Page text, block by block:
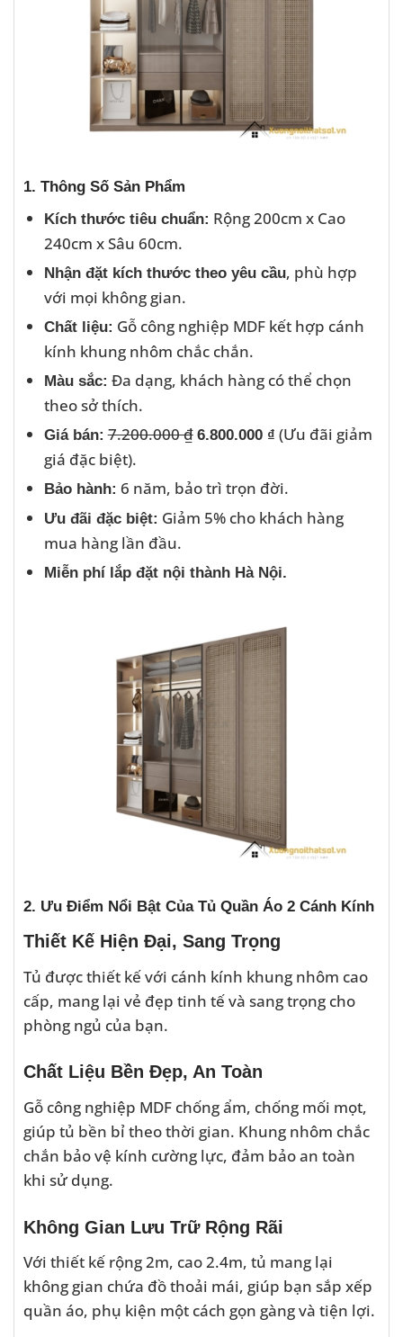
1. Thông Số Sản Phẩm
Kích thước tiêu chuẩn: Rộng 200cm x Cao
240cm x Sâu 60cm.
Nhận đặt kích thước theo yêu cầu, phù hợp
với mọi không gian.
Chất liệu: Gỗ công nghiệp MDF kết hợp cánh
kính khung nhôm chắc chắn.
Màu sắc: Đa dạng, khách hàng có thể chọn
theo sở thích.
Giá bán: 7.200.000 ₫ 6.800.000 ₫ (Ưu đãi giảm
giá đặc biệt).
Bảo hành: 6 năm, bảo trì trọn đời.
Ưu đãi đặc biệt: Giảm 5% cho khách hàng
mua hàng lần đầu.
Miễn phí lắp đặt nội thành Hà Nội.
2. Ưu Điểm Nổi Bật Của Tủ Quần Áo 2 Cánh Kính
Thiết Kế Hiện Đại, Sang Trọng
Tủ được thiết kế với cánh kính khung nhôm cao
cấp, mang lại vẻ đẹp tinh tế và sang trọng cho
phòng ngủ của bạn.
Chất Liệu Bền Đẹp, An Toàn
Gỗ công nghiệp MDF chống ẩm, chống mối mọt,
giúp tủ bền bỉ theo thời gian. Khung nhôm chắc
chắn bảo vệ kính cường lực, đảm bảo an toàn
khi sử dụng.
Không Gian Lưu Trữ Rộng Rãi
Với thiết kế rộng 2m, cao 2.4m, tủ mang lại
không gian chứa đồ thoải mái, giúp bạn sắp xếp
quần áo, phụ kiện một cách gọn gàng và tiện lợi.